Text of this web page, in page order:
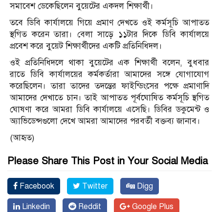
সমাবেশ ডেকেছিলেন বুয়েটের একদল শিক্ষার্থী।
তবে ডিবি কার্যালয়ে গিয়ে প্রমাণ দেখতে ওই কর্মসূচি আপাতত
স্থগিত করেন তারা। বেলা সাড়ে ১১টার দিকে ডিবি কার্যালয়ে
প্রবেশ করে বুয়েট শিক্ষার্থীদের একটি প্রতিনিধিদল।
ওই প্রতিনিধিদলে থাকা বুয়েটের এক শিক্ষার্থী বলেন, বুধবার
রাতে ডিবি কার্যালয়ের কর্মকর্তারা আমাদের সঙ্গে যোগাযোগ
করেছিলেন। তারা তাদের তদন্তের ফাইন্ডিংসের পক্ষে প্রমাণাদি
আমাদের দেখাতে চান। তাই আপাতত পূর্বঘোষিত কর্মসূচি স্থগিত
ঘোষণা করে আমরা ডিবি কার্যালয়ে এসেছি। ডিবির ডকুমেন্ট ও
অ্যাভিডেন্সগুলো দেখে আমরা আমাদের পরবর্তী বক্তব্য জানাব।
(আহৃত)
Please Share This Post in Your Social Media
Facebook Twitter Digg
Linkedin Reddit Google Plus